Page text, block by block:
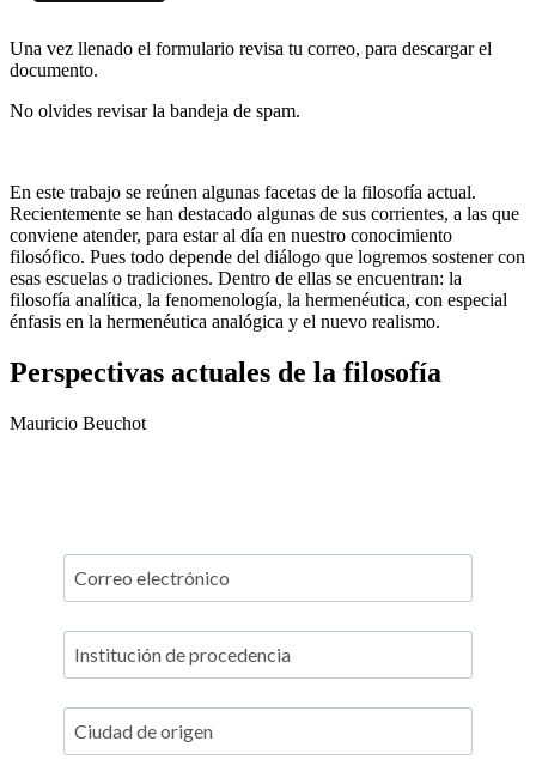
Una vez llenado el formulario revisa tu correo, para descargar el
documento.
No olvides revisar la bandeja de spam.
En este trabajo se reúnen algunas facetas de la filosofía actual.
Recientemente se han destacado algunas de sus corrientes, a las que
conviene atender, para estar al día en nuestro conocimiento
filosófico. Pues todo depende del diálogo que logremos sostener con
esas escuelas o tradiciones. Dentro de ellas se encuentran: la
filosofía analítica, la fenomenología, la hermenéutica, con especial
énfasis en la hermenéutica analógica y el nuevo realismo.
Perspectivas actuales de la filosofía
Mauricio Beuchot